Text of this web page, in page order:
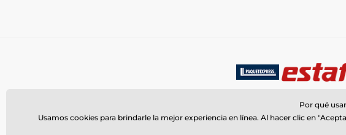
© 2026
Por qué
Usamos cookies para brindarle la mejor experiencia en línea. Al hacer clic en